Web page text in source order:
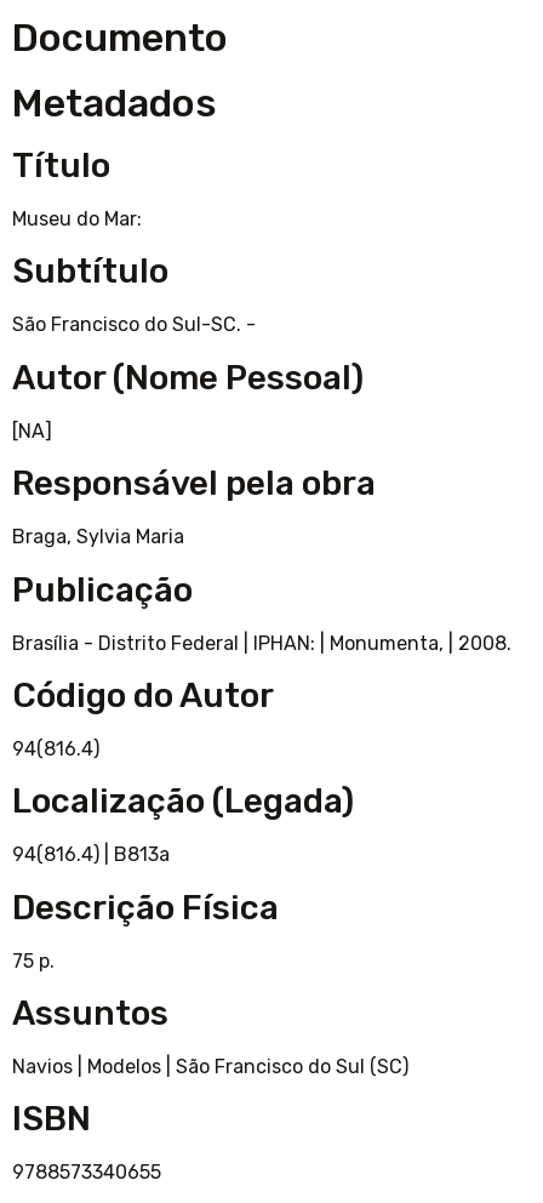
Documento
Metadados
Título
Museu do Mar:
Subtítulo
São Francisco do Sul-SC. -
Autor (Nome Pessoal)
[NA]
Responsável pela obra
Braga, Sylvia Maria
Publicação
Brasília - Distrito Federal IPHAN: Monumenta, 2008.
Código do Autor
94(816.4)
Localização (Legada)
94(816.4) B813a
Descrição Física
75 p.
Assuntos
Navios Modelos São Francisco do Sul (SC)
ISBN
9788573340655